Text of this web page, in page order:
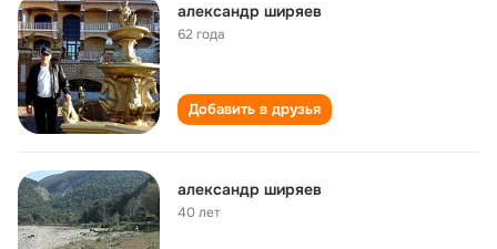
александр ширяев
62 года
Добавить в друзья
александр ширяев
40 лет